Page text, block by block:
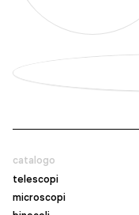
catalogo
telescopi
microscopi